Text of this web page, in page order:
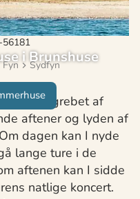
56181
i Brunshuse
Fyn Sydfyn
er indbegrebet af
aftener og lyden af
dagen kan I nyde
lange ture i de
aftenen kan I sidde
natlige koncert.